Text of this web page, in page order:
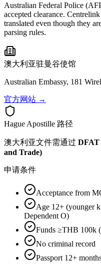
Australian Federal Police
accepted clearance.
translated even though they
parsing rules.
澳大利亚驻曼谷使馆
Australian Embassy, 181
官方网站 →
Hague Apostille 路径
澳大利亚文件需通过 DFAT
and Trade)
申请条件
Acceptance from
Age 12+ (younger
Dependent O)
Funds ≥THB 100k
No criminal record
Passport 12+